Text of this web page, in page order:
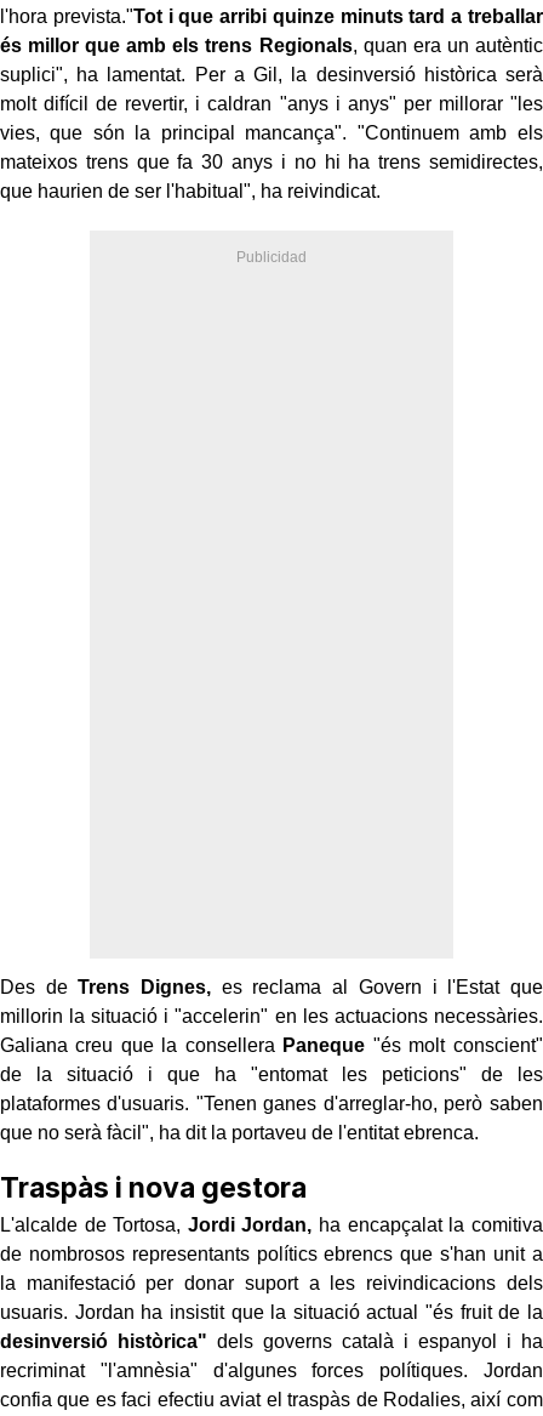
l'hora prevista."Tot i que arribi quinze minuts tard a treballar
és millor que amb els trens Regionals, quan era un autèntic
suplici", ha lamentat. Per a Gil, la desinversió històrica serà
molt difícil de revertir, i caldran "anys i anys" per millorar "les
vies, que són la principal mancança". "Continuem amb els
mateixos trens que fa 30 anys i no hi ha trens semidirectes,
que haurien de ser l'habitual", ha reivindicat.
Des deTrens Dignes, es reclama al Govern i l'Estat que
millorin la situació i "accelerin" en les actuacions necessàries.
Galiana creu que la consellera Paneque "és molt conscient"
de la situació i que ha "entomat les peticions" de les
plataformes d'usuaris. "Tenen ganes d'arreglar-ho, però saben
que no serà fàcil", ha dit la portaveu de l'entitat ebrenca.
Traspàs i nova gestora
L'alcalde de Tortosa, Jordi Jordan, ha encapçalat la comitiva
de nombrosos representants polítics ebrencs que s'han unit a
la manifestació per donar suport a les reivindicacions dels
usuaris. Jordan ha insistit que la situació actual "és fruit de la
desinversió històrica" dels governs català i espanyol i ha
recriminat "l'amnèsia" d'algunes forces polítiques. Jordan
confia que es faci efectiu aviat el traspàs de Rodalies, així com